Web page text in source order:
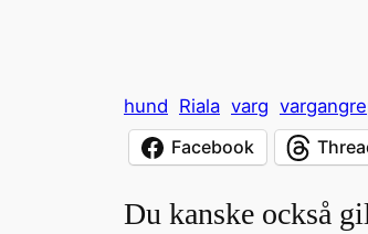
hund Riala varg
Facebook
Du kanske också